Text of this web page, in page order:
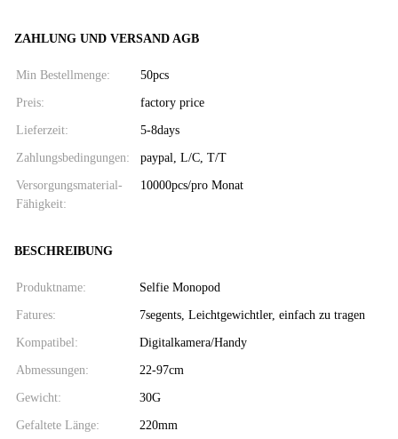
ZAHLUNG UND VERSAND AGB
Min Bestellmenge: 50pcs
Preis: factory price
Lieferzeit: 5-8days
Zahlungsbedingungen: paypal, L/C, T/T
Versorgungsmaterial-
Fähigkeit:
10000pcs/pro Monat
BESCHREIBUNG
Produktname: Selfie Monopod
Fatures: 7segents, Leichtgewichtler, einfach zu tragen
Kompatibel: Digitalkamera/Handy
Abmessungen: 22-97cm
Gewicht: 30G
Gefaltete Länge: 220mm